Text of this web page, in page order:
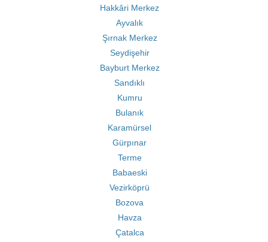
Hakkâri Merkez
Ayvalık
Şırnak Merkez
Seydişehir
Bayburt Merkez
Sandıklı
Kumru
Bulanık
Karamürsel
Gürpınar
Terme
Babaeski
Vezirköprü
Bozova
Havza
Çatalca